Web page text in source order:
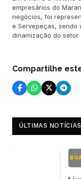
empresários do
negócios, foi
e Servepeças, sendo
dinamização do setor
Compartilhe
ÚLTIMAS NOTÍCIAS